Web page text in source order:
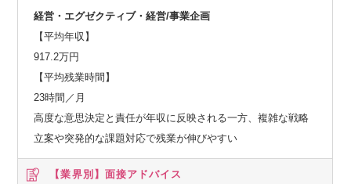
経営・エグゼクティブ・経営/事業企画
【平均年収】
917.2万円
【平均残業時間】
23時間／月
高度な意思決定と責任が年収に反映される一方、複雑な戦略
立案や突発的な課題対応で残業が伸びやすい
【業界別】 面接アドバイス